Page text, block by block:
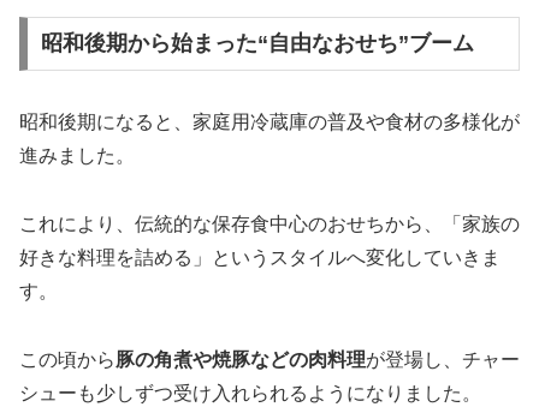
昭和後期から始まった“自由なおせち”ブーム
昭和後期になると、家庭用冷蔵庫の普及や食材の多様化が
進みました。
これにより、伝統的な保存食中心のおせちから、「家族の
好きな料理を詰める」というスタイルへ変化していきま
す。
この頃から豚の角煮や焼豚などの肉料理が登場し、チャー
シューも少しずつ受け入れられるようになりました。